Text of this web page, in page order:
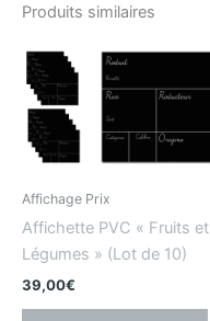
Produits similaires
Affichage Prix
Affichette PVC « Fruits et
Légumes » (Lot de 10)
39,00€